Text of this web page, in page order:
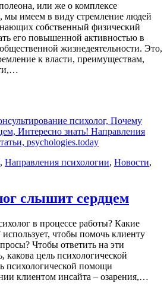
или же о комплексе
мы имеем в виду стремление людей
собственный физический
его повышенной активностью в
жизнедеятельности. Это,
к власти, преимуществам,
, Направления психологии, Новости,
слышит сердцем
в процессе работы? Какие
чтобы помочь клиенту
Чтобы ответить на эти
цель психологической
психологической помощи
клиентом инсайта – озарения,…